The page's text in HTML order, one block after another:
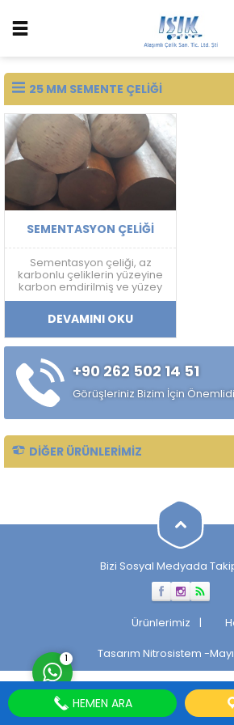
25 MM SEMENTE ÇELIĞI
SEMENTASYON ÇELIĞI
Sementasyon çeliği, az
karbonlu çeliklerin yüzeyine
karbon emdirilmiş ve yüzey
sertliği arttırılmış bir çelik
türüdür.
DEVAMINI OKU
+90 262 502 14 51
Görüşleriniz Bizim İçin
DIĞER ÜRÜNLERIMIZ
Bizi Sosyal Medyada
Ürünlerimiz
Tasarım Nitrosistem -
Cevap Yaz
1
HEMEN ARA